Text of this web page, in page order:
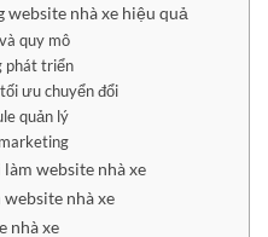
nhà xe hiệu quả
quy mô
phát triển
ưu chuyển đổi
quản lý
website nhà xe
nhà xe
nhà xe